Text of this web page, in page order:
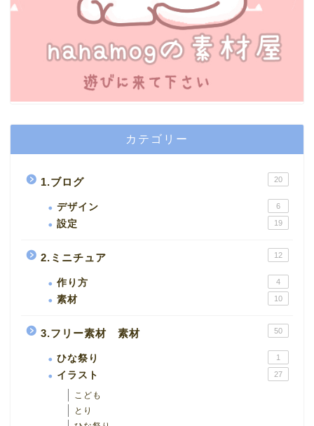
カテゴリー
1.ブログ 20
デザイン 6
設定 19
2.ミニチュア 12
作り方 4
素材 10
3.フリー素材 素材 50
ひな祭り 1
イラスト 27
こども
とり